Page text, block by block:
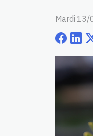
Mardi 13/